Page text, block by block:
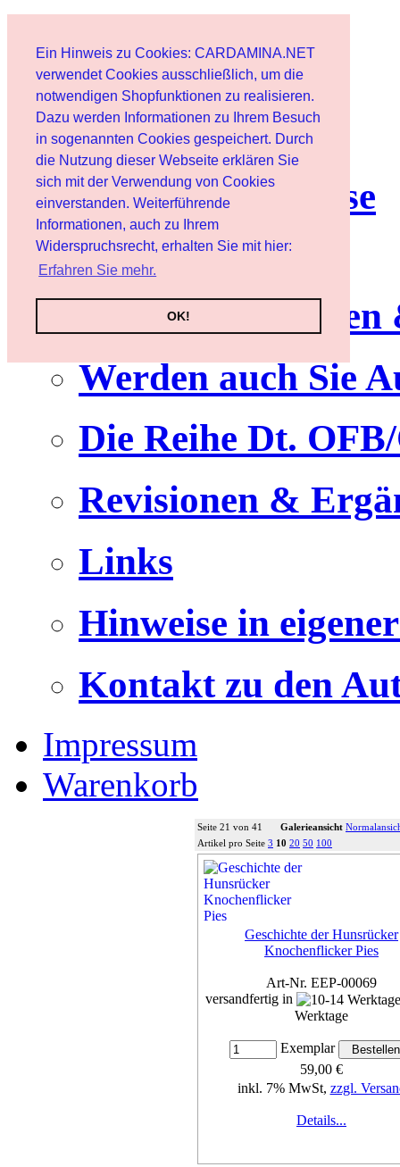
Ein Hinweis zu Cookies: CARDAMINA.NET
verwendet Cookies ausschließlich, um die
notwendigen Shopfunktionen zu realisieren.
Dazu werden Informationen zu Ihrem Besuch
in sogenannten Cookies gespeichert. Durch
die Nutzung dieser Webseite erklären Sie
sich mit der Verwendung von Cookies
einverstanden. Weiterführende
Informationen, auch zu Ihrem
Widerspruchsrecht, erhalten Sie mit hier:
Erfahren Sie mehr.
OK!
Benutzer
Newsletter
Nutzungshinweise
Service
Werden auch Sie
Die Reihe Dt.
Revisionen &
Links
Hinweise in
Kontakt zu den
Impressum
Warenkorb
Seite 21 von 41 Galerieansicht
Artikel pro Seite 3 10 20 50 100
Geschichte der Hunsrücker
Knochenflicker Pies
Art-Nr. EEP-00069
versandfertig in
Werktage
Exemplar
59,00 €
inkl. 7% MwSt, zzgl.
Details...